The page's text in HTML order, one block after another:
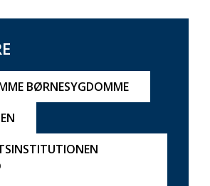
BØRNESYGDOMME